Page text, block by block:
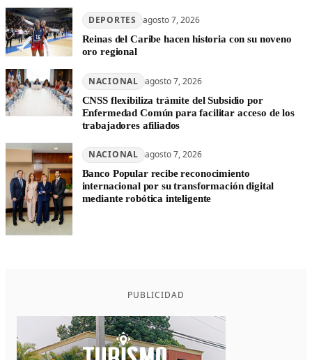
DEPORTES agosto 7, 2026
Reinas del Caribe hacen historia con su noveno
oro regional
NACIONAL agosto 7, 2026
CNSS flexibiliza trámite del Subsidio por
Enfermedad Común para facilitar acceso de los
trabajadores afiliados
NACIONAL agosto 7, 2026
Banco Popular recibe reconocimiento
internacional por su transformación digital
mediante robótica inteligente
PUBLICIDAD